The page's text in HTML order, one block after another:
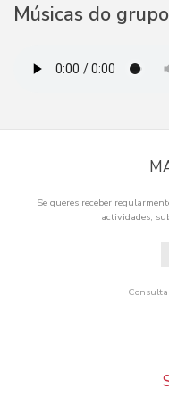
Músicas do grupo
Se queres receber
actividades,